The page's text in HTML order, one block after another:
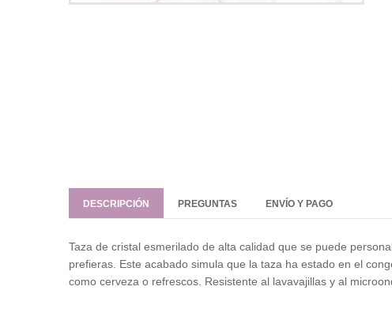
DESCRIPCIÓN PREGUNTAS ENVÍO Y PAGO
Taza de cristal esmerilado de alta calidad que se puede
prefieras. Este acabado simula que la taza ha estado en el
como cerveza o refrescos. Resistente al lavavajillas y al